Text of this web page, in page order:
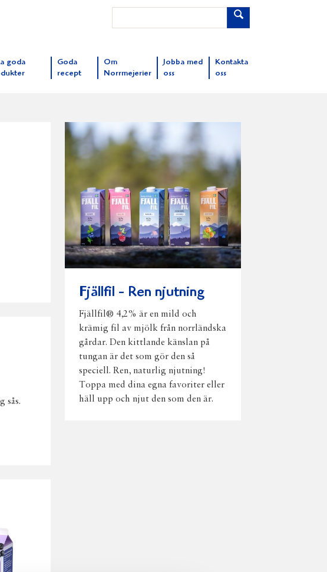
goda
Goda
recept
Om
Norrmejerier
Jobba med
oss
Kontakta
oss
sås.
Fjällfil - Ren njutning
Fjällfil® 4,2% är en mild och
krämig fil av mjölk från norrländska
gårdar. Den kittlande känslan på
tungan är det som gör den så
speciell. Ren, naturlig njutning!
Toppa med dina egna favoriter eller
häll upp och njut den som den är.